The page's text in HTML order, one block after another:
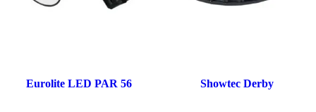
Eurolite LED PAR 56 Showtec Derby